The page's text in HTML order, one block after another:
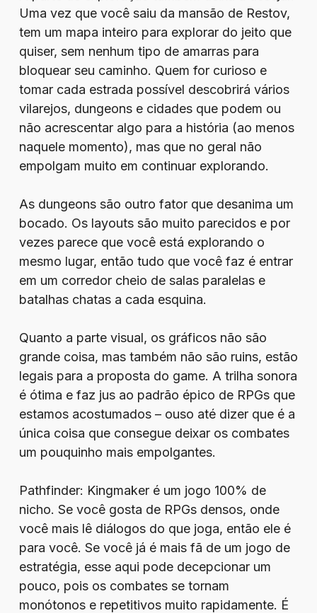
Uma vez que você saiu da mansão de Restov,
tem um mapa inteiro para explorar do jeito que
quiser, sem nenhum tipo de amarras para
bloquear seu caminho. Quem for curioso e
tomar cada estrada possível descobrirá vários
vilarejos, dungeons e cidades que podem ou
não acrescentar algo para a história (ao menos
naquele momento), mas que no geral não
empolgam muito em continuar explorando.
As dungeons são outro fator que desanima um
bocado. Os layouts são muito parecidos e por
vezes parece que você está explorando o
mesmo lugar, então tudo que você faz é entrar
em um corredor cheio de salas paralelas e
batalhas chatas a cada esquina.
Quanto a parte visual, os gráficos não são
grande coisa, mas também não são ruins, estão
legais para a proposta do game. A trilha sonora
é ótima e faz jus ao padrão épico de RPGs que
estamos acostumados – ouso até dizer que é a
única coisa que consegue deixar os combates
um pouquinho mais empolgantes.
Pathfinder: Kingmaker é um jogo 100% de
nicho. Se você gosta de RPGs densos, onde
você mais lê diálogos do que joga, então ele é
para você. Se você já é mais fã de um jogo de
estratégia, esse aqui pode decepcionar um
pouco, pois os combates se tornam
monótonos e repetitivos muito rapidamente. É